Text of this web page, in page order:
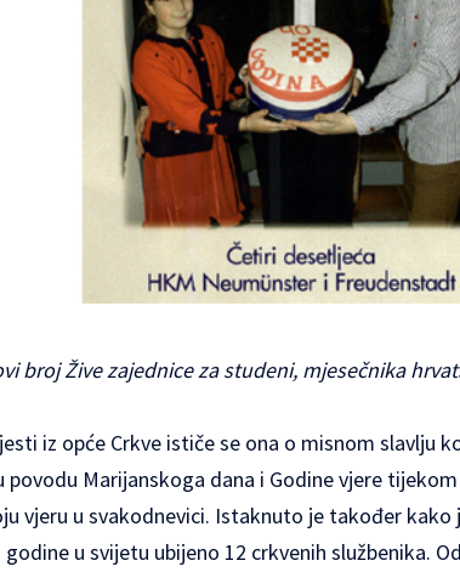
broj Žive zajednice za studeni, mjesečnika
iz opće Crkve ističe se ona o misnom slavlju
povodu Marijanskoga dana i Godine vjere
vjeru u svakodnevici. Istaknuto je također kako
u svijetu ubijeno 12 crkvenih službenika.